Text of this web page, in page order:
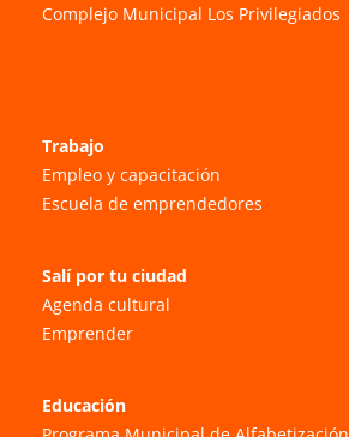
Complejo Municipal Los Privilegiados
Trabajo
Empleo y capacitación
Escuela de emprendedores
Salí por tu ciudad
Agenda cultural
Emprender
Educación